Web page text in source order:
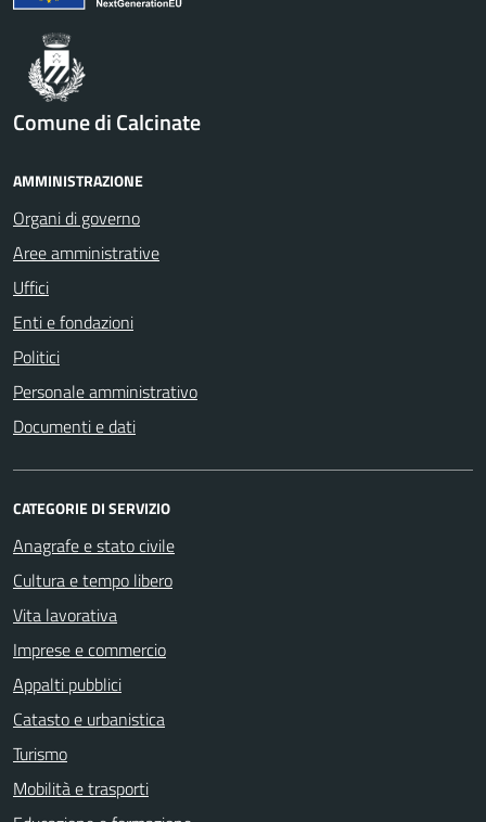
Comune di Calcinate
AMMINISTRAZIONE
Organi di governo
Aree amministrative
Uffici
Enti e fondazioni
Politici
Personale amministrativo
Documenti e dati
CATEGORIE DI SERVIZIO
Anagrafe e stato civile
Cultura e tempo libero
Vita lavorativa
Imprese e commercio
Appalti pubblici
Catasto e urbanistica
Turismo
Mobilità e trasporti